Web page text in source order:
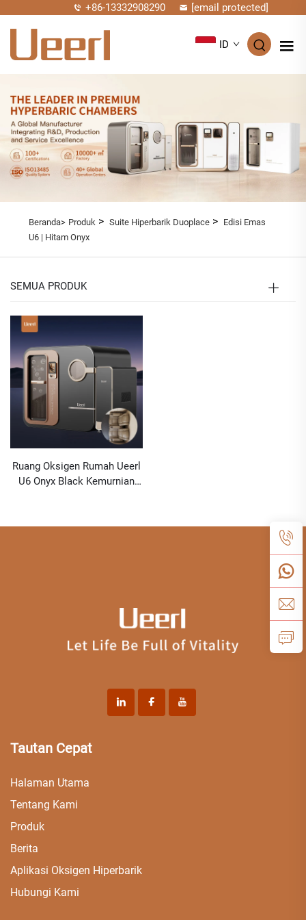
+86-13332908290 [email protected]
ID
Beranda> Produk > Suite Hiperbarik Duoplace> Edisi Emas
U6 | Hitam Onyx
SEMUA PRODUK
Ruang Oksigen Rumah Ueerl
U6 Onyx Black Kemurnian
Tautan Cepat
Halaman Utama
Tentang Kami
Produk
Berita
Aplikasi Oksigen Hiperbarik
Hubungi Kami